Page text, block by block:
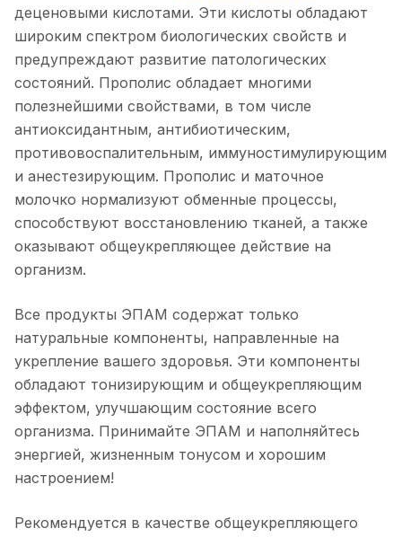
деценовыми кислотами. Эти кислоты обладают
широким спектром биологических свойств и
предупреждают развитие патологических
состояний. Прополис обладает многими
полезнейшими свойствами, в том числе
антиоксидантным, антибиотическим,
противовоспалительным, иммуностимулирующим
и анестезирующим. Прополис и маточное
молочко нормализуют обменные процессы,
способствуют восстановлению тканей, а также
оказывают общеукрепляющее действие на
организм.
Все продукты ЭПАМ содержат только
натуральные компоненты, направленные на
укрепление вашего здоровья. Эти компоненты
обладают тонизирующим и общеукрепляющим
эффектом, улучшающим состояние всего
организма. Принимайте ЭПАМ и наполняйтесь
энергией, жизненным тонусом и хорошим
настроением!
Рекомендуется в качестве общеукрепляющего